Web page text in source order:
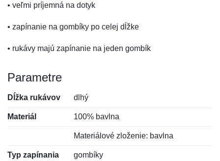
• veľmi príjemná na dotyk
• zapínanie na gombíky po celej dĺžke
• rukávy majú zapínanie na jeden gombík
Parametre
Dĺžka rukávov dlhý
Materiál 100% bavlna
Materiálové zloženie: bavlna
Typ zapínania gombíky